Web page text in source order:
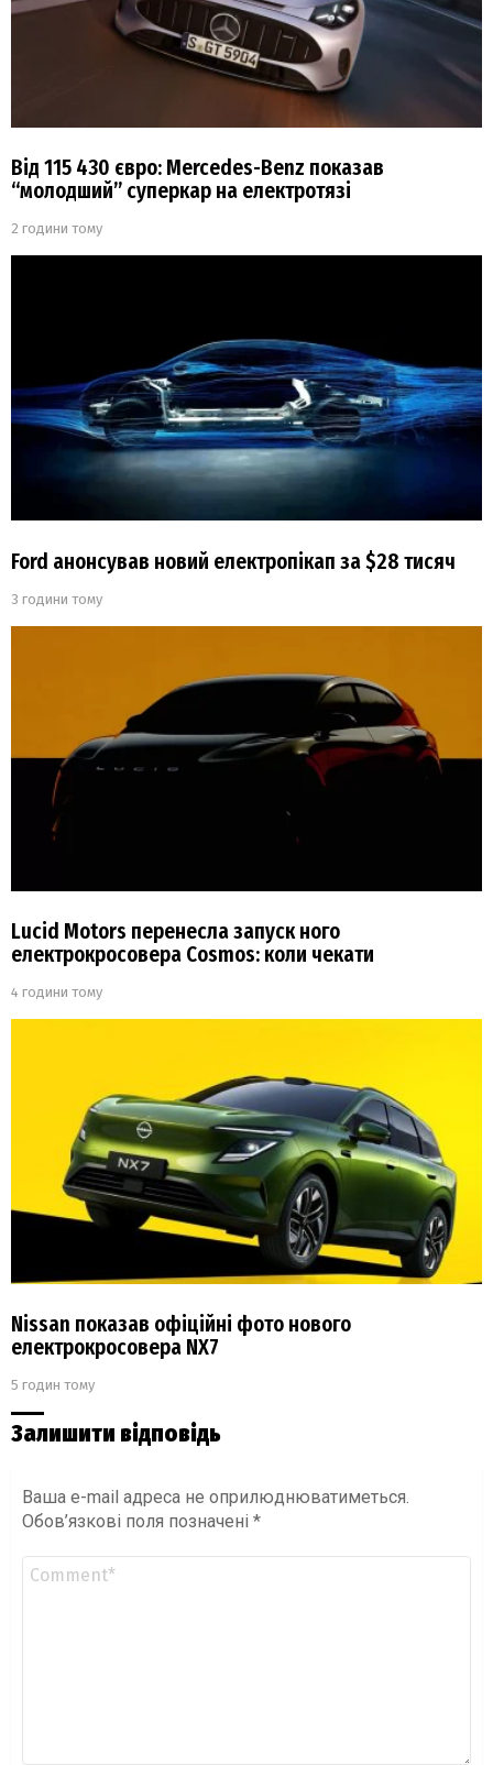
Від 115 430 євро: Mercedes-Benz показав
“молодший” суперкар на електротязі
2 години тому
Ford анонсував новий електропікап за $28 тисяч
3 години тому
Lucid Motors перенесла запуск ного
електрокросовера Cosmos: коли чекати
4 години тому
Nissan показав офіційні фото нового
електрокросовера NX7
5 годин тому
Залишити відповідь
Ваша e-mail адреса не оприлюднюватиметься.
Обов’язкові поля позначені *